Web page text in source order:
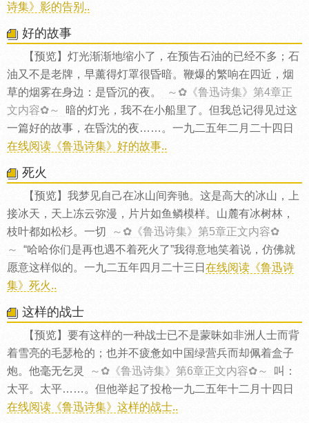
诗集》影的告别..
好的故事
【预览】灯光渐渐地缩小了，在预告石油的已经不多；石
油又不是老牌，早薰得灯罩很昏暗。鞭爆的繁响在四近，烟
草的烟雾在身边：是昏沉的夜。
～✿《鲁迅诗集》第4章正
文内容✿～
暗的灯光，我不在小船里了。但我总记得见过这
一篇好的故事，在昏沈的夜……。一九二五年二月二十四日
在线阅读《鲁迅诗集》好的故事..
死火
【预览】我梦见自己在冰山间奔驰。这是高大的冰山，上
接冰天，天上冻云弥漫，片片如鱼鳞模样。山麓有冰树林，
枝叶都如松杉。一切
～✿《鲁迅诗集》第5章正文内容✿
～
“哈哈你们是再也遇不着死火了”我得意地笑着说，仿佛就
愿意这样似的。一九二五年四月二十三日 在线阅读《鲁迅诗
集》死火..
这样的战士
【预览】要有这样的一种战士已不是蒙昧如非洲人士而背
着雪亮的毛瑟枪的；也并不疲惫如中国绿营兵而却佩着盒子
炮。他毫无乞灵
～✿《鲁迅诗集》第6章正文内容✿～
叫：
太平。太平……。但他举起了投枪一九二五年十二月十四日
在线阅读《鲁迅诗集》这样的战士..